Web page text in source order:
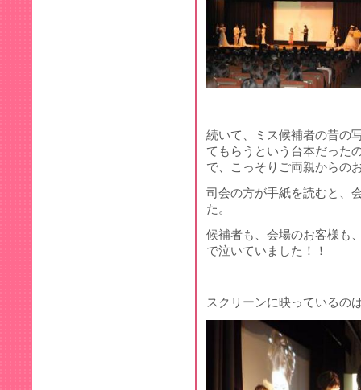
続いて、ミス候補者の昔の
てもらうという台本だった
で、こっそりご両親からの
司会の方が手紙を読むと、
た。
候補者も、会場のお客様も
で泣いていました！！
スクリーンに映っているの